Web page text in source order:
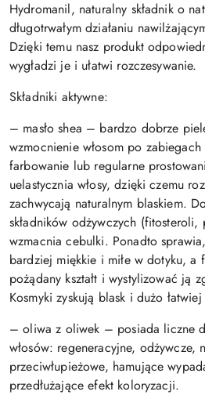
Hydromanil, naturalny składnik o
długotrwałym działaniu
Dzięki temu nasz produkt
wygładzi je i ułatwi rozczesywanie.
Składniki aktywne:
– masło shea – bardzo dobrze
wzmocnienie włosom po
farbowanie lub regularne
uelastycznia włosy, dzięki czemu
zachwycają naturalnym blaskiem.
składników odżywczych
wzmacnia cebulki. Ponadto
bardziej miękkie i miłe w dotyku, a
pożądany kształt i wystylizować ją
Kosmyki zyskują blask i dużo
– oliwa z oliwek – posiada liczne
włosów: regeneracyjne, odżywcze,
przeciwłupieżowe, hamujące
przedłużające efekt koloryzacji.